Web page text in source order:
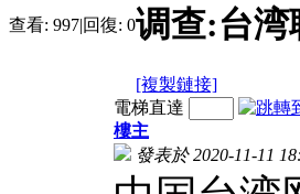
查看: 997|回復: 0调查:台湾
[複製鏈接]
電梯直達
樓主
發表於 2020-11-11